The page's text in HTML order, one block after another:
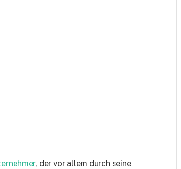
, der vor allem durch seine